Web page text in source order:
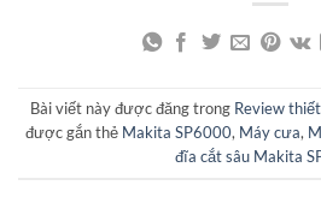
Bài viết này được đăng trong Review
được gắn thẻ Makita SP6000, Máy cưa,
đĩa cắt sâu Makita